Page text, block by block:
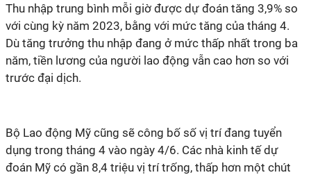
Thu nhập trung bình mỗi giờ được dự đoán tăng 3,9% so
với cùng kỳ năm 2023, bằng với mức tăng của tháng 4.
Dù tăng trưởng thu nhập đang ở mức thấp nhất trong ba
năm, tiền lương của người lao động vẫn cao hơn so với
trước đại dịch.
Bộ Lao động Mỹ cũng sẽ công bố số vị trí đang tuyển
dụng trong tháng 4 vào ngày 4/6. Các nhà kinh tế dự
đoán Mỹ có gần 8,4 triệu vị trí trống, thấp hơn một chút